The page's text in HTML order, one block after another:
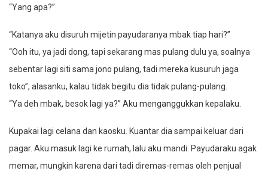
“Yang apa?”
“Katanya aku disuruh mijetin payudaranya mbak tiap hari?”
“Ooh itu, ya jadi dong, tapi sekarang mas pulang dulu ya, soalnya
sebentar lagi siti sama jono pulang, tadi mereka kusuruh jaga
toko”, alasanku, kalau tidak begitu dia tidak pulang-pulang.
“Ya deh mbak, besok lagi ya?” Aku menganggukkan kepalaku.
Kupakai lagi celana dan kaosku. Kuantar dia sampai keluar dari
pagar. Aku masuk lagi ke rumah, lalu aku mandi. Payudaraku agak
memar, mungkin karena dari tadi diremas-remas oleh penjual